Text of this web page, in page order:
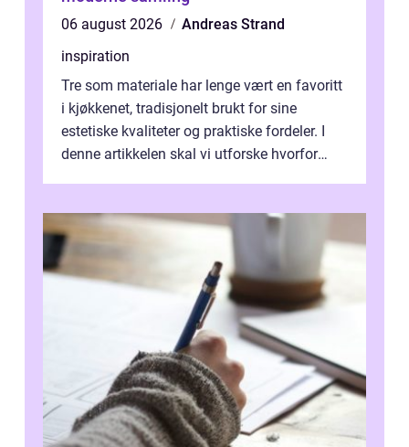
06 august 2026
Andreas Strand
inspiration
Tre som materiale har lenge vært en favoritt
i kjøkkenet, tradisjonelt brukt for sine
estetiske kvaliteter og praktiske fordeler. I
denne artikkelen skal vi utforske hvorfor